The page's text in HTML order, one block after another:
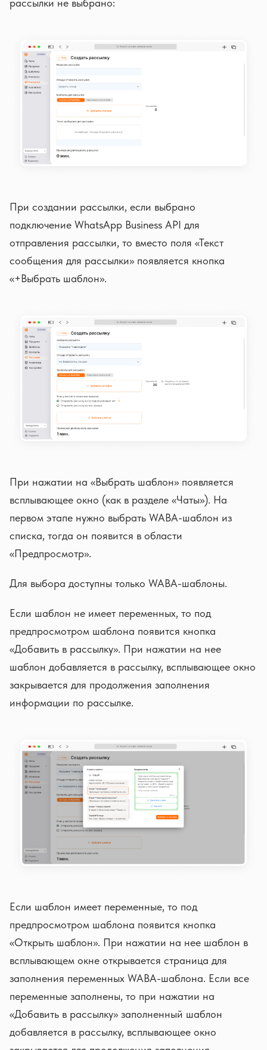
рассылки не выбрано:
При создании рассылки, если выбрано
подключение WhatsApp Business API для
отправления рассылки, то вместо поля «Текст
сообщения для рассылки» появляется кнопка
«+Выбрать шаблон».
При нажатии на «Выбрать шаблон» появляется
всплывающее окно (как в разделе «Чаты»). На
первом этапе нужно выбрать WABA-шаблон из
списка, тогда он появится в области
«Предпросмотр».
Для выбора доступны только WABA-шаблоны.
Если шаблон не имеет переменных, то под
предпросмотром шаблона появится кнопка
«Добавить в рассылку». При нажатии на нее
шаблон добавляется в рассылку, всплывающее окно
закрывается для продолжения заполнения
информации по рассылке.
Если шаблон имеет переменные, то под
предпросмотром шаблона появится кнопка
«Открыть шаблон». При нажатии на нее шаблон в
всплывающем окне открывается страница для
заполнения переменных WABA-шаблона. Если все
переменные заполнены, то при нажатии на
«Добавить в рассылку» заполненный шаблон
добавляется в рассылку, всплывающее окно